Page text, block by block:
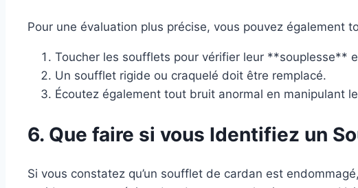
Pour une évaluation plus précise, vous pouvez également
Toucher les soufflets pour vérifier leur **souplesse**
Un soufflet rigide ou craquelé doit être remplacé.
Écoutez également tout bruit anormal en manipulant
6. Que faire si vous Identifiez un
Si vous constatez qu’un soufflet de cardan est